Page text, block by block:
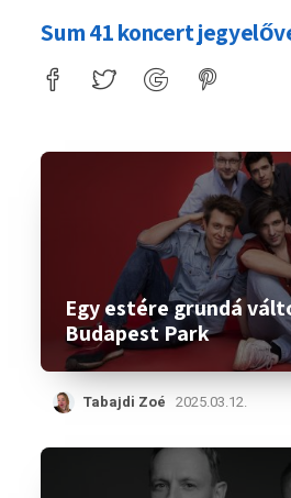
Sum 41 koncert
Egy estére grundá
Budapest Park
Tabajdi Zoé 2025.03.12.